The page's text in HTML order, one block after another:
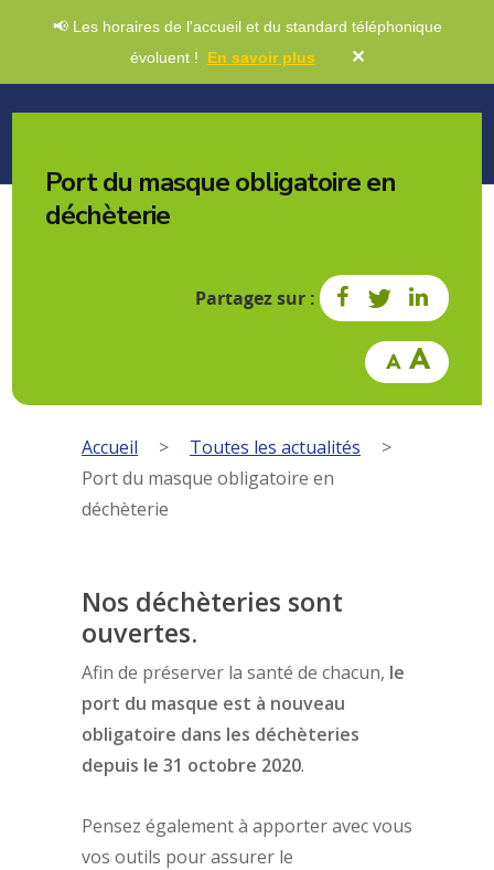
📢 Les horaires de l'accueil et du standard téléphonique
évoluent ! En savoir plus ✕
Port du masque obligatoire en
déchèterie
Partagez sur :
Accueil > Toutes les actualités
>
Port du masque obligatoire en
déchèterie
Nos déchèteries sont
ouvertes.
Afin de préserver la santé de chacun, le
port du masque est à nouveau
obligatoire dans les déchèteries
depuis le 31 octobre 2020.
Pensez également à apporter avec vous
vos outils pour assurer le